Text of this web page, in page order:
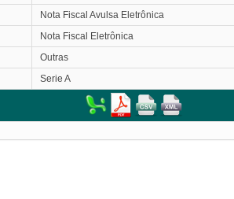
Nota Fiscal Avulsa Eletrônica
Nota Fiscal Eletrônica
Outras
Serie A